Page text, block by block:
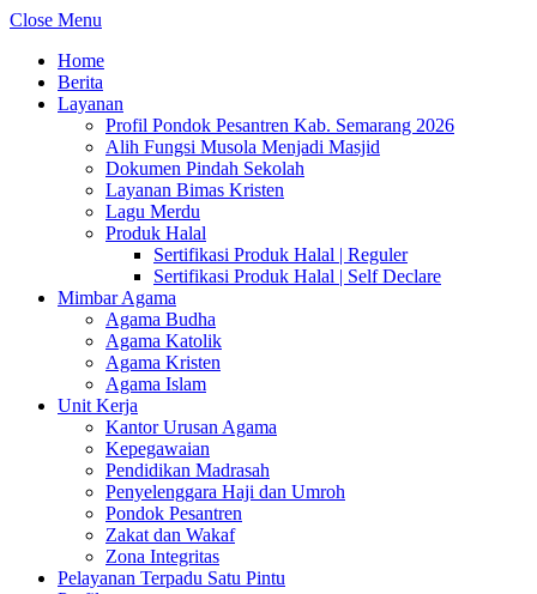
Close Menu
Home
Berita
Layanan
Profil Pondok Pesantren Kab. Semarang 2026
Alih Fungsi Musola Menjadi Masjid
Dokumen Pindah Sekolah
Layanan Bimas Kristen
Lagu Merdu
Produk Halal
Sertifikasi Produk Halal | Reguler
Sertifikasi Produk Halal | Self Declare
Mimbar Agama
Agama Budha
Agama Katolik
Agama Kristen
Agama Islam
Unit Kerja
Kantor Urusan Agama
Kepegawaian
Pendidikan Madrasah
Penyelenggara Haji dan Umroh
Pondok Pesantren
Zakat dan Wakaf
Zona Integritas
Pelayanan Terpadu Satu Pintu